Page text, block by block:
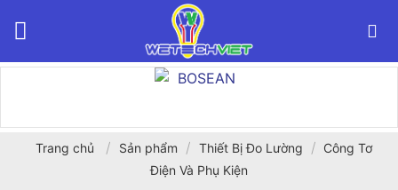
Trang chủ / Sản phẩm / Thiết Bị Đo Lường / Công Tơ
Điện Và Phụ Kiện